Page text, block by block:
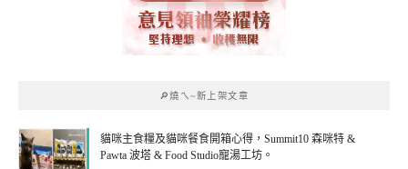
🔎燒ㄟ~新上架文章
貓咪主食糧及貓咪餐食開箱心得，Summit10 森咪特 &
Pawta 波塔 & Food Studio寵湯工坊。